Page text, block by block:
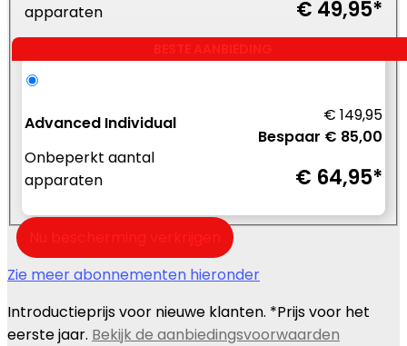
apparaten € 49,95*
Advanced Individual
Onbeperkt aantal
apparaten
€ 149,95
Bespaar € 85,00
€ 64,95*
Zie meer abonnementen hieronder
Introductieprijs voor nieuwe klanten. *Prijs voor het
eerste jaar. Bekijk de aanbiedingsvoorwaarden